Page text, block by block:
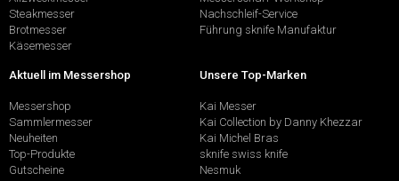
Steakmesser
Brotmesser
Käsemesser
Nachschleif-Service
Führung sknife Manufaktur
Aktuell im Messershop
Messershop
Sammlermesser
Neuheiten
Top-Produkte
Gutscheine
Unsere Top-Marken
Kai Messer
Kai Collection by Danny Khezzar
Kai Michel Bras
sknife swiss knife
Nesmuk